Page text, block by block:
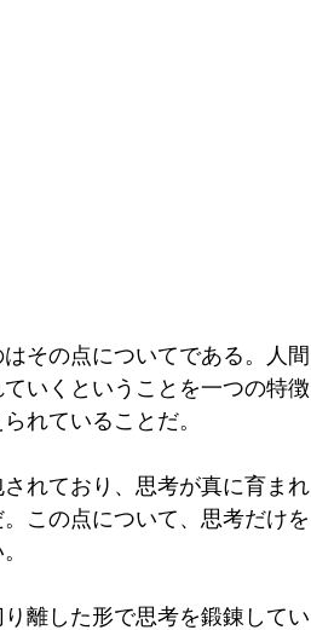
その点についてである。人間
いくということを一つの特徴
れていることだ。
れており、思考が真に育まれ
この点について、思考だけを
離した形で思考を鍛錬してい